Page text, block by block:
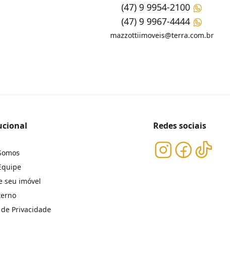
(47) 9 9954-2100
(47) 9 9967-4444
mazzottiimoveis@terra.com.br
seu imóvel
Privacidade
Redes sociais